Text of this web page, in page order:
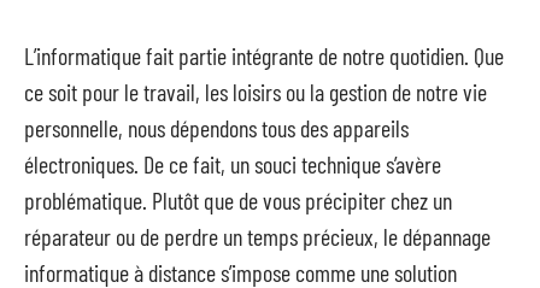
L’informatique fait partie intégrante de notre quotidien. Que
ce soit pour le travail, les loisirs ou la gestion de notre vie
personnelle, nous dépendons tous des appareils
électroniques. De ce fait, un souci technique s’avère
problématique. Plutôt que de vous précipiter chez un
réparateur ou de perdre un temps précieux, le dépannage
informatique à distance s’impose comme une solution